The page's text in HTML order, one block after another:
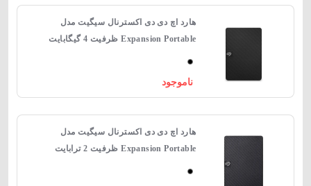
هارد اچ دی دی اکسترنال سیگیت مدل
Expansion Portable ظرفیت 4 گیگابایت
ناموجود
هارد اچ دی دی اکسترنال سیگیت مدل
Expansion Portable ظرفیت 2 ترابایت